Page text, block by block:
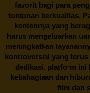
favorit bagi para
tontonan berkualitas.
kontennya yang
harus mengeluarkan
meningkatkan
kontroversial yang terus
dedikasi, platform ini
kebahagiaan dan
film dan